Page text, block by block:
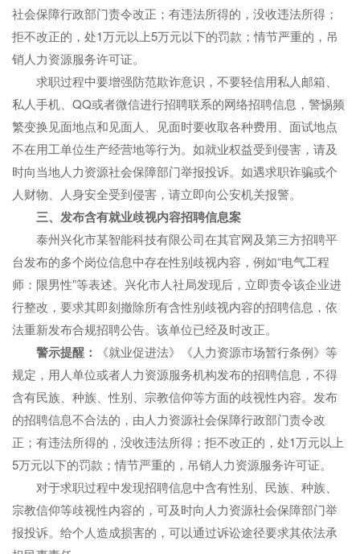
社会保障行政部门责令改正；有违法所得的，没收违法所得；
拒不改正的，处1万元以上5万元以下的罚款；情节严重的，吊
销人力资源服务许可证。
求职过程中要增强防范欺诈意识，不要轻信用私人邮箱、
私人手机、QQ或者微信进行招聘联系的网络招聘信息，警惕频
繁变换见面地点和见面人、见面时要收取各种费用、面试地点
不在用工单位生产经营地等行为。如就业权益受到侵害，请及
时向当地人力资源社会保障部门举报投诉。如遇求职诈骗或个
人财物、人身安全受到侵害，请立即向公安机关报警。
三、发布含有就业歧视内容招聘信息案
泰州兴化市某智能科技有限公司在其官网及第三方招聘平
台发布的多个岗位信息中存在性别歧视内容，例如“电气工程
师：限男性”等表述。兴化市人社局发现后，立即责令该企业进
行整改，要求其即刻撤除所有含性别歧视内容的招聘信息，依
法重新发布合规招聘公告。该单位已经及时改正。
警示提醒：
《就业促进法》《人力资源市场暂行条例》等
规定，用人单位或者人力资源服务机构发布的招聘信息，不得
含有民族、种族、性别、宗教信仰等方面的歧视性内容。发布
的招聘信息不合法的，由人力资源社会保障行政部门责令改
正；有违法所得的，没收违法所得；拒不改正的，处1万元以上
5万元以下的罚款；情节严重的，吊销人力资源服务许可证。
对于求职过程中发现招聘信息中含有性别、民族、种族、
宗教信仰等歧视性内容的，可及时向人力资源社会保障部门举
报投诉。给个人造成损害的，可以通过诉讼途径要求其依法承